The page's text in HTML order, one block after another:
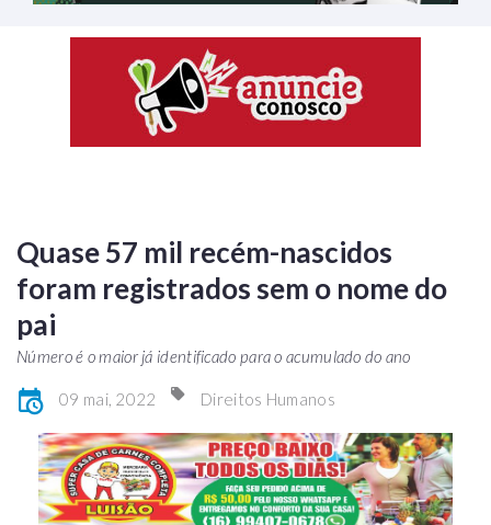
Quase 57 mil recém-nascidos
foram registrados sem o nome do
pai
Número é o maior já identificado para o acumulado do ano
09 mai, 2022 Direitos Humanos